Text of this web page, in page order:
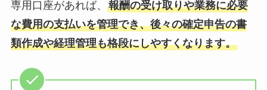
専用口座があれば、 報酬の受け取りや業務に必要
な費用の支払いを管理でき、後々の確定申告の書
類作成や経理管理も格段にしやすくなります。